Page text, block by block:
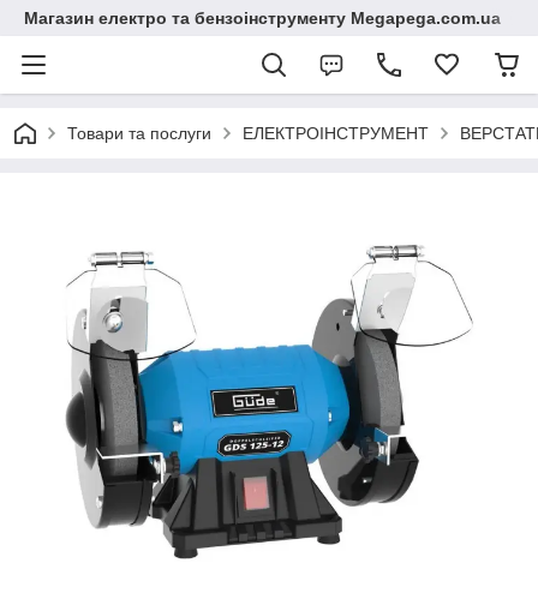
Магазин електро та бензоінструменту Megapega.com.ua
Товари та послуги ЕЛЕКТРОІНСТРУМЕНТ